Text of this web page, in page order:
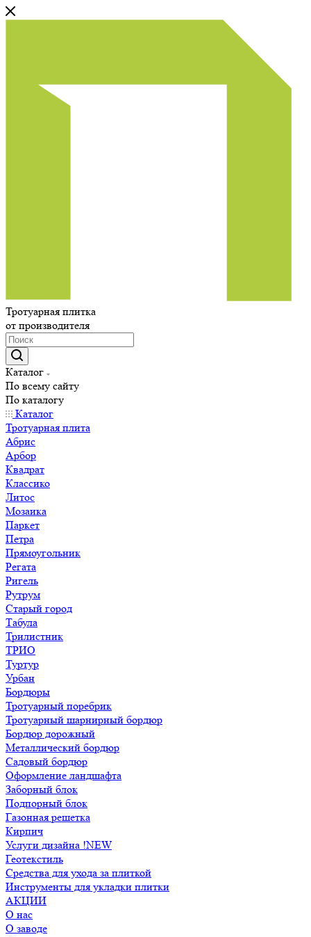
Тротуарная плитка
от производителя
Каталог
По всему сайту
По каталогу
Каталог
Тротуарная плита
Абрис
Арбор
Квадрат
Классико
Литос
Мозаика
Паркет
Петра
Прямоугольник
Регата
Ригель
Рутрум
Старый город
Табула
Трилистник
ТРИО
Туртур
Урбан
Бордюры
Тротуарный поребрик
Тротуарный шарнирный бордюр
Бордюр дорожный
Металлический бордюр
Садовый бордюр
Оформление ландшафта
Заборный блок
Подпорный блок
Газонная решетка
Кирпич
Услуги дизайна !NEW
Геотекстиль
Средства для ухода за плиткой
Инструменты для укладки плитки
АКЦИИ
О нас
О заводе